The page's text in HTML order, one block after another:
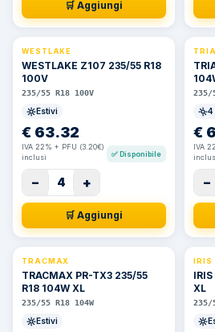
🛒 Aggiungi
WESTLAKE
WESTLAKE Z107 235/55 R18
100V
235/55 R18 100V
Estivi
€ 63.32
IVA 22% + PFU (3.20€)
inclusi
✅Disponibile
− 4 +
🛒 Aggiungi
235/
4
€
IVA
−
TRACMAX
TRACMAX PR-TX3 235/55
R18 104W XL
235/55 R18 104W
Estivi
IRIS
XL
235/